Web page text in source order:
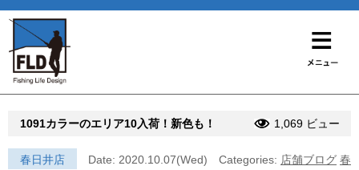
1091カラーのエリア10入荷！新色も！ 1,069 ビュー
春日井店 Date: 2020.10.07(Wed) Categories: 店舗ブログ 春